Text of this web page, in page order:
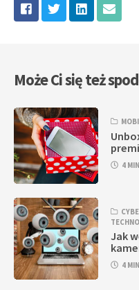
Może Ci się też
4
Jak
4